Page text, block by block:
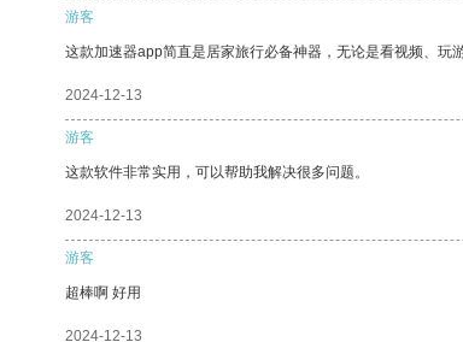
游客
这款加速器app简直是居家旅行必备神器，无论是看视频、玩
2024-12-13
游客
这款软件非常实用，可以帮助我解决很多问题。
2024-12-13
游客
超棒啊 好用
2024-12-13